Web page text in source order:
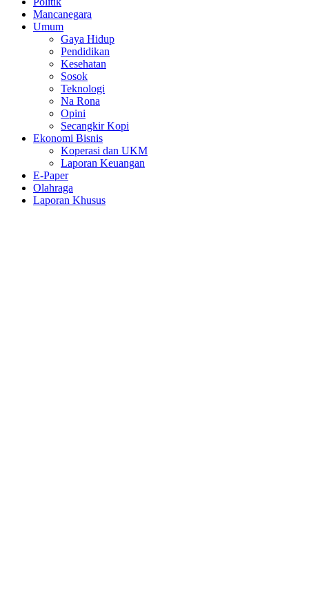
Mancanegara
Umum
Gaya Hidup
Pendidikan
Kesehatan
Sosok
Teknologi
Na Rona
Opini
Secangkir Kopi
Ekonomi Bisnis
Koperasi dan UKM
Laporan Keuangan
E-Paper
Olahraga
Laporan Khusus